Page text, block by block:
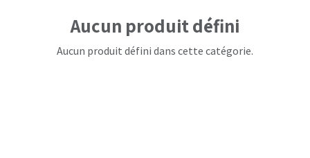
Aucun produit défini
Aucun produit défini dans cette catégorie.